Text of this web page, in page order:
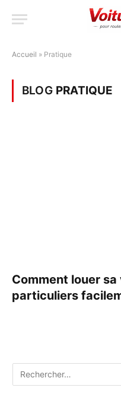
Accueil » Pratique
BLOG PRATIQUE
Comment louer
particuliers